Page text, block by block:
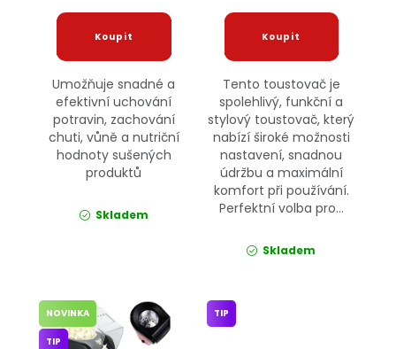
Umožňuje snadné a
efektivní uchování
potravin, zachování
chuti, vůně a nutriční
hodnoty sušených
produktů
Skladem
Tento toustovač je
spolehlivý, funkční a
stylový toustovač, který
nabízí široké možnosti
nastavení, snadnou
údržbu a maximální
komfort při používání.
Perfektní volba pro...
Skladem
NOVINKA
TIP
TIP